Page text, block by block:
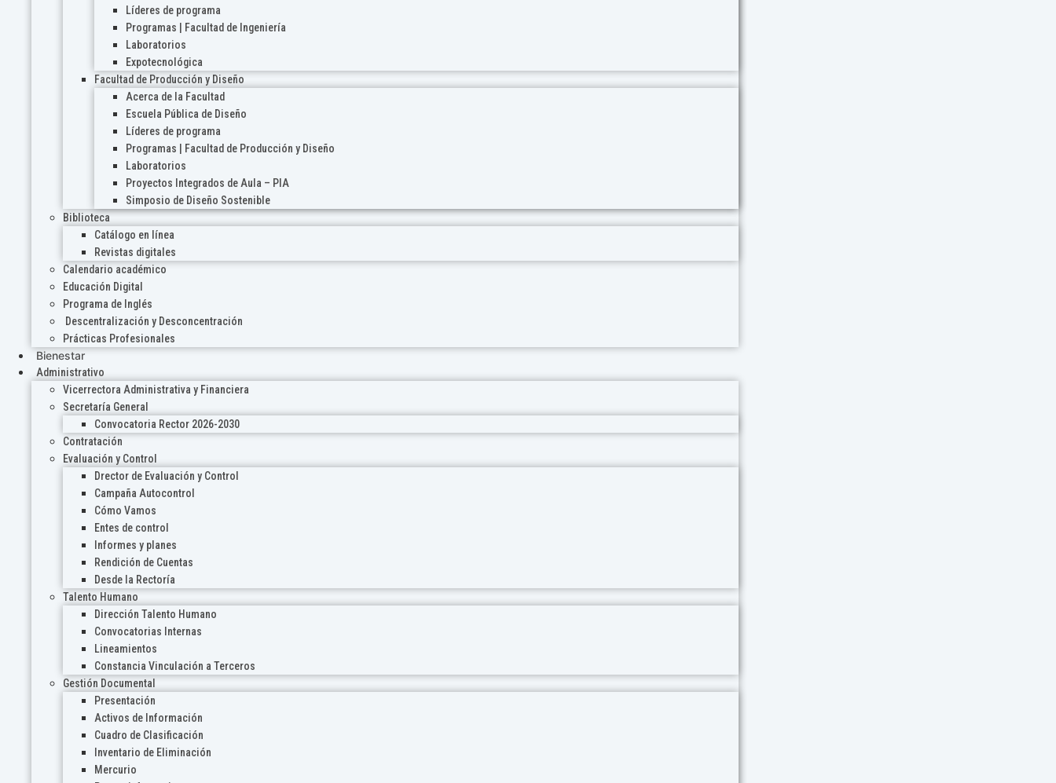
Líderes de programa
Programas | Facultad de Ingeniería
Laboratorios
Expotecnológica
Facultad de Producción y Diseño
Acerca de la Facultad
Escuela Pública de Diseño
Líderes de programa
Programas | Facultad de Producción y Diseño
Laboratorios
Proyectos Integrados de Aula – PIA
Simposio de Diseño Sostenible
Biblioteca
Catálogo en línea
Revistas digitales
Calendario académico
Educación Digital
Programa de Inglés
Descentralización y Desconcentración
Prácticas Profesionales
Bienestar
Administrativo
Vicerrectora Administrativa y Financiera
Secretaría General
Convocatoria Rector 2026-2030
Contratación
Evaluación y Control
Drector de Evaluación y Control
Campaña Autocontrol
Cómo Vamos
Entes de control
Informes y planes
Rendición de Cuentas
Desde la Rectoría
Talento Humano
Dirección Talento Humano
Convocatorias Internas
Lineamientos
Constancia Vinculación a Terceros
Gestión Documental
Presentación
Activos de Información
Cuadro de Clasificación
Inventario de Eliminación
Mercurio